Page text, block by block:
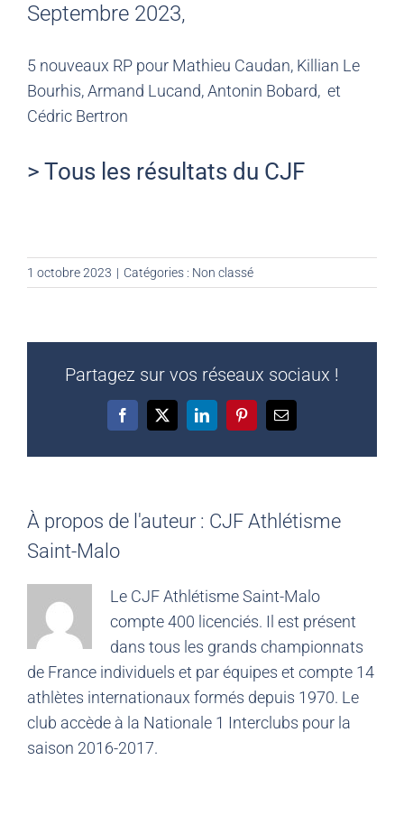
Septembre 2023,
5 nouveaux RP pour Mathieu Caudan, Killian Le
Bourhis, Armand Lucand, Antonin Bobard, et
Cédric Bertron
> Tous les résultats du CJF
1 octobre 2023 | Catégories : Non classé
Partagez sur vos réseaux sociaux !
Facebook
X LinkedInPinterestEmail
À propos de l'auteur : CJF Athlétisme
Saint-Malo
Le CJF Athlétisme Saint-Malo
compte 400 licenciés. Il est présent
dans tous les grands championnats
de France individuels et par équipes et compte 14
athlètes internationaux formés depuis 1970. Le
club accède à la Nationale 1 Interclubs pour la
saison 2016-2017.